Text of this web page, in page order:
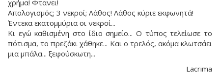
χρήμα! Φτανει!
Απολογισμός; 3 νεκροί; Λάθος! Λάθος κύριε εκφωνητά!
Έντεκα εκατομμύρια οι νεκροί...
Κι εγώ καθισμένη στο ίδιο σημείο... Ο τύπος τελείωσε το
πότισμα, το πρεζάκι χάθηκε... Και ο τρελός, ακόμα κλωτσάει
μια μπάλα... ξεφούσκωτη...
Lacrima